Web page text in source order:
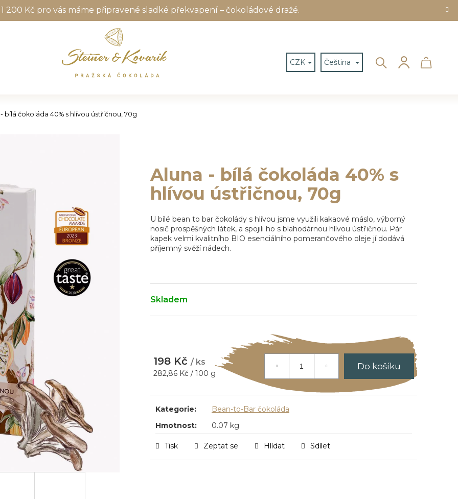
200 Kč pro vás máme připravené sladké překvapení – čokoládové dražé.
CZK Čeština HledatPřihlášení
bílá čokoláda 40% s hlívou ústřičnou, 70g
Aluna - bílá čokoláda 40% s
hlívou ústřičnou, 70g
U bílé bean to bar čokolády s hlívou jsme využili kakaové máslo, výborný
nosič prospěšných látek, a spojili ho s blahodárnou hlívou ústřičnou. Pár
kapek velmi kvalitního BIO esenciálního pomerančového oleje jí dodává
příjemný svěží nádech.
Skladem
198 Kč / ks
Měrná
282,86 Kč / 100 g
Do košíku
Kategorie:
Bean-to-Bar čokoláda
Hmotnost: 0.07 kg
Tisk Zeptat se Hlídat Sdílet